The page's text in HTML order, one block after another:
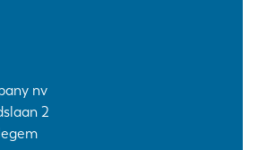
nv
2
a riešenia